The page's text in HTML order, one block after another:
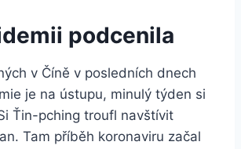
podcenila
v Číně v posledních dnech
je na ústupu, minulý týden si
Ťin-pching troufl navštívit
Tam příběh koronaviru začal